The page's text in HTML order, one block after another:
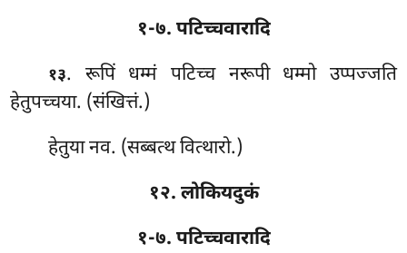
१-७. पटिच्चवारादि
१३. रूपिं धम्मं पटिच्च नरूपी धम्मो उप्पज्जति
हेतुपच्चया. (संखित्तं.)
हेतुया नव. (सब्बत्थ वित्थारो.)
१२. लोकियदुकं
१-७. पटिच्चवारादि